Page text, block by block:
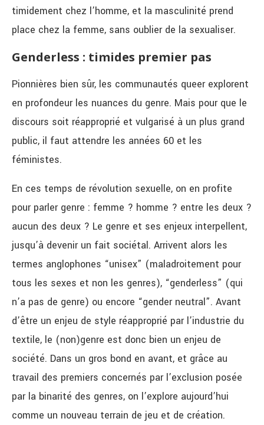
timidement chez l’homme, et la masculinité prend
place chez la femme, sans oublier de la sexualiser.
Genderless : timides premier pas
Pionnières bien sûr, les communautés queer explorent
en profondeur les nuances du genre. Mais pour que le
discours soit réapproprié et vulgarisé à un plus grand
public, il faut attendre les années 60 et les
féministes.
En ces temps de révolution sexuelle, on en profite
pour parler genre : femme ? homme ? entre les deux ?
aucun des deux ? Le genre et ses enjeux interpellent,
jusqu’à devenir un fait sociétal. Arrivent alors les
termes anglophones “unisex” (maladroitement pour
tous les sexes et non les genres), “genderless” (qui
n’a pas de genre) ou encore “gender neutral”. Avant
d’être un enjeu de style réapproprié par l’industrie du
textile, le (non)genre est donc bien un enjeu de
société. Dans un gros bond en avant, et grâce au
travail des premiers concernés par l’exclusion posée
par la binarité des genres, on l’explore aujourd’hui
comme un nouveau terrain de jeu et de création.